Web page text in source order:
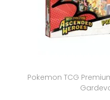
Pokemon TCG